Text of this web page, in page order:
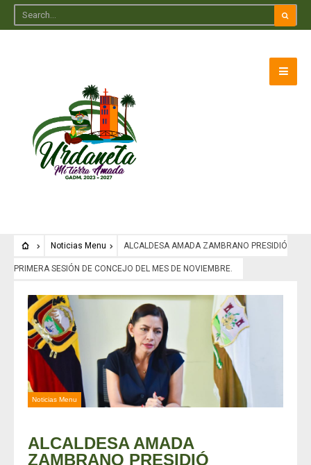
Noticias Menu ALCALDESA AMADA ZAMBRANO PRESIDIÓ
PRIMERA SESIÓN DE CONCEJO DEL MES DE NOVIEMBRE.
Noticias Menu
ALCALDESA AMADA
ZAMBRANO PRESIDIÓ